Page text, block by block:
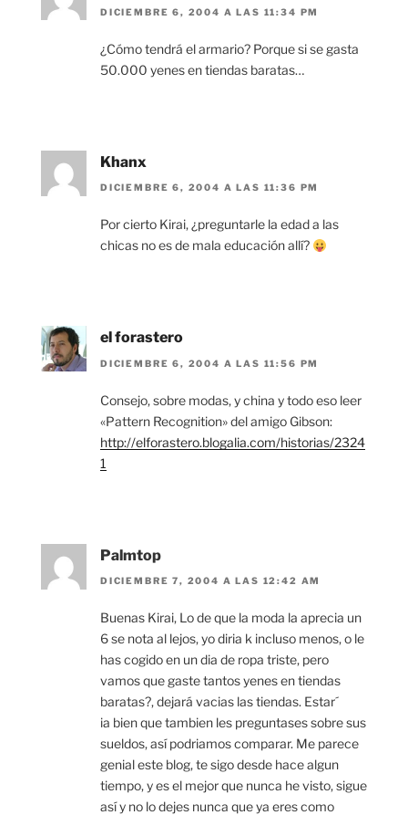
DICIEMBRE 6, 2004 A LAS 11:34 PM
¿Cómo tendrá el armario? Porque si se gasta
50.000 yenes en tiendas baratas…
Khanx
DICIEMBRE 6, 2004 A LAS 11:36 PM
Por cierto Kirai, ¿preguntarle la edad a las
chicas no es de mala educación allí?
el forastero
DICIEMBRE 6, 2004 A LAS 11:56 PM
Consejo, sobre modas, y china y todo eso leer
«Pattern Recognition» del amigo Gibson:
http://elforastero.blogalia.com/historias/2324
1
Palmtop
DICIEMBRE 7, 2004 A LAS 12:42 AM
Buenas Kirai, Lo de que la moda la aprecia un
6 se nota al lejos, yo diria k incluso menos, o le
has cogido en un dia de ropa triste, pero
vamos que gaste tantos yenes en tiendas
baratas?, dejará vacias las tiendas. Estar´
ia bien que tambien les preguntases sobre sus
sueldos, así podriamos comparar. Me parece
genial este blog, te sigo desde hace algun
tiempo, y es el mejor que nunca he visto, sigue
así y no lo dejes nunca que ya eres como